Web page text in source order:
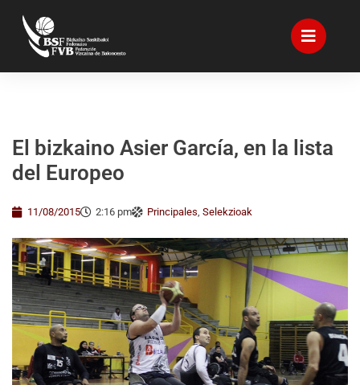
El bizkaino Asier García, en la lista
del Europeo
11/08/2015 2:16 pm Principales, Selekzioak